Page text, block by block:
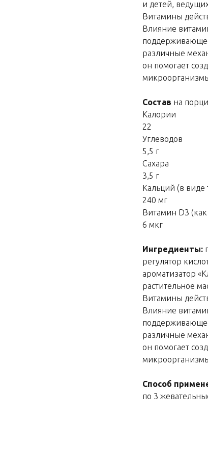
и детей,
Витамины
Влияние
различные
он помогает
Состав на
Калории
22
Углеводов
5,5 г
Сахара
3,5 г
Кальций (в виде
240 мг
Витамин D3
6 мкг
Ингредиенты:
регулятор
ароматизатор
растительное
Витамины
Влияние
различные
он помогает
Способ
по 3